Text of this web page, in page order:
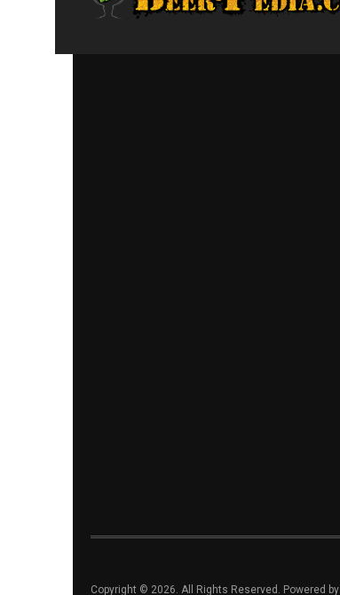
Copyright © 2026. All Rights Reserved. Powered by